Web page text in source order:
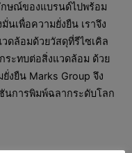
กษณ์ของแบรนด์ไปพร้อม
เพื่อความยั่งยืน เราจึง
ดล้อมด้วยวัสดุที่รีไซเคิล
ระทบต่อสิ่งแวดล้อม ด้วย
งยืน Marks Group จึง
การพิมพ์ฉลากระดับโลก